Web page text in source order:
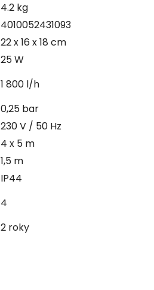
4.2 kg
4010052431093
22 x 16 x 18 cm
25 W
1 800 l/h
0,25 bar
230 V / 50 Hz
4 x 5 m
1,5 m
IP44
4
2 roky